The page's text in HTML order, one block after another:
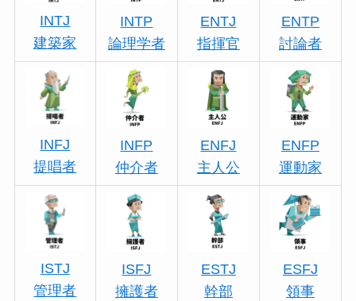
INTJ
建築家
INTP
論理学者
ENTJ
指揮官
ENTP
討論者
INFJ
提唱者
INFP
仲介者
ENFJ
主人公
ENFP
運動家
ISTJ
管理者
ISFJ
擁護者
ESTJ
幹部
ESFJ
領事